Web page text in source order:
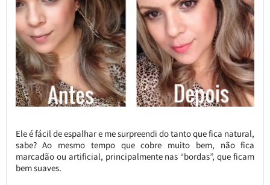
Ele é fácil de espalhar e me surpreendi do tanto que fica natural,
sabe? Ao mesmo tempo que cobre muito bem, não fica
marcadão ou artificial, principalmente nas “bordas”, que ficam
bem suaves.